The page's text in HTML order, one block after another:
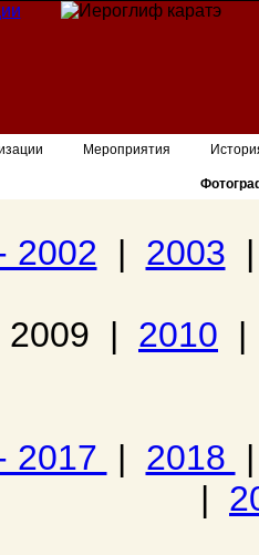
Мероприятия
2002 | 2003
2009 | 2010
2017 | 2018
|